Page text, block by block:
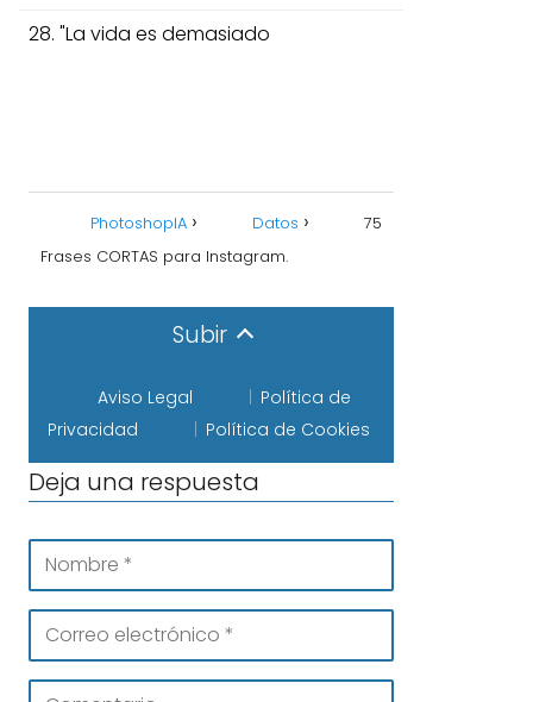
28. "La vida es demasiado
Deja una respuesta
PhotoshopIA Datos
75
Frases CORTAS para Instagram.
Subir
Aviso Legal
Política de
Privacidad
Política de Cookies